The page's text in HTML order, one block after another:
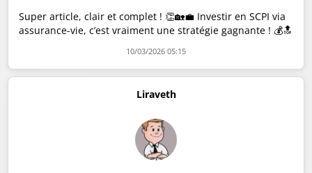
Super article, clair et complet ! 👏🏡💼 Investir en SCPI via
assurance-vie, c’est vraiment une stratégie gagnante ! 💰🔝
10/03/2026 05:15
Liraveth